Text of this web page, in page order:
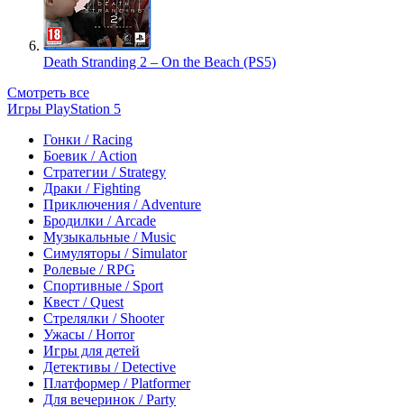
Death Stranding 2 – On the Beach (PS5)
Смотреть все
Игры PlayStation 5
Гонки / Racing
Боевик / Action
Стратегии / Strategy
Драки / Fighting
Приключения / Adventure
Бродилки / Arcade
Музыкальные / Music
Симуляторы / Simulator
Ролевые / RPG
Спортивные / Sport
Квест / Quest
Стрелялки / Shooter
Ужасы / Horror
Игры для детей
Детективы / Detective
Платформер / Platformer
Для вечеринок / Party